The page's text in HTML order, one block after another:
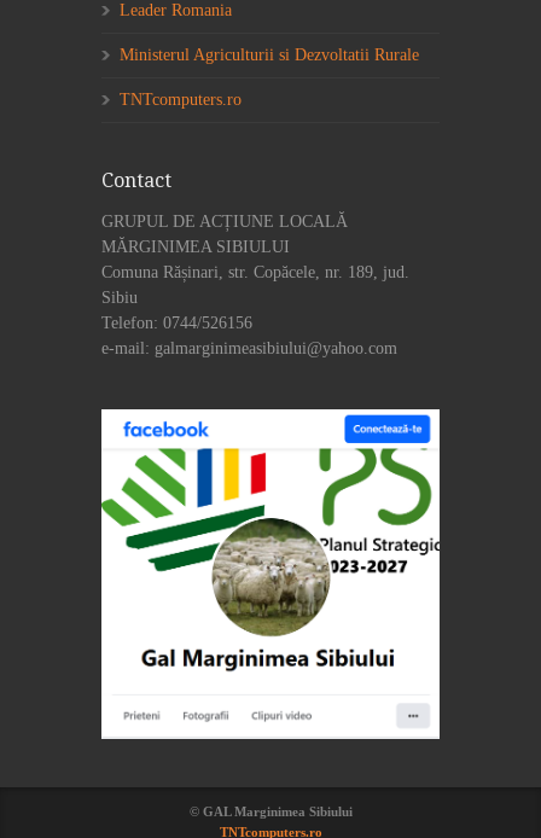
Leader Romania
Ministerul Agriculturii si Dezvoltatii Rurale
TNTcomputers.ro
Contact
GRUPUL DE ACȚIUNE LOCALĂ
MĂRGINIMEA SIBIULUI
Comuna Rășinari, str. Copăcele, nr. 189, jud.
Sibiu
Telefon: 0744/526156
e-mail: galmarginimeasibiului@yahoo.com
© GAL Marginimea Sibiului
TNTcomputers.ro